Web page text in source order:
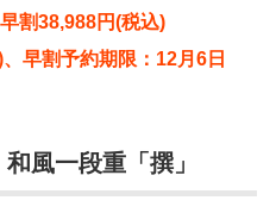
割38,988円(税込)
早割予約期限：12月6日
風一段重「撰」